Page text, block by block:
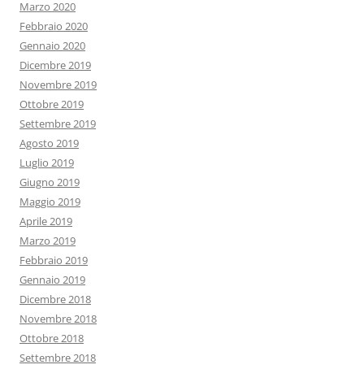
Marzo 2020
Febbraio 2020
Gennaio 2020
Dicembre 2019
Novembre 2019
Ottobre 2019
Settembre 2019
Agosto 2019
Luglio 2019
Giugno 2019
Maggio 2019
Aprile 2019
Marzo 2019
Febbraio 2019
Gennaio 2019
Dicembre 2018
Novembre 2018
Ottobre 2018
Settembre 2018